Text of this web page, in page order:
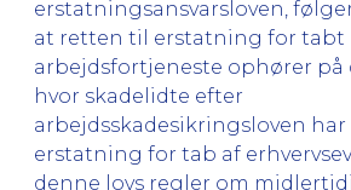
erstatningsansvarsloven,
at retten til erstatning for tabt
arbejdsfortjeneste ophører på
hvor skadelidte efter
arbejdsskadesikringsloven har
erstatning for tab af
denne lovs regler om